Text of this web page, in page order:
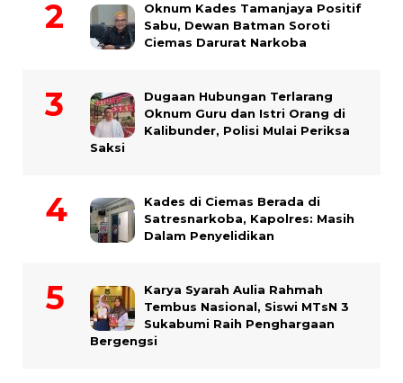
Oknum Kades Tamanjaya Positif
Sabu, Dewan Batman Soroti
Ciemas Darurat Narkoba
Dugaan Hubungan Terlarang
Oknum Guru dan Istri Orang di
Kalibunder, Polisi Mulai Periksa
Saksi
Kades di Ciemas Berada di
Satresnarkoba, Kapolres: Masih
Dalam Penyelidikan
Karya Syarah Aulia Rahmah
Tembus Nasional, Siswi MTsN 3
Sukabumi Raih Penghargaan
Bergengsi